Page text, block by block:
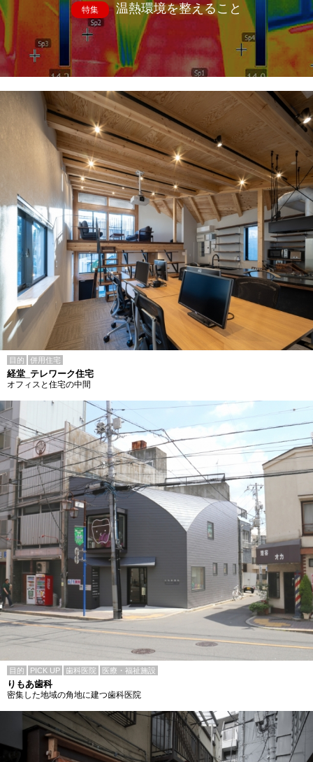
特集 温熱環境を整えること
目的 併用住宅
経堂_テレワーク住宅
オフィスと住宅の中間
目的 PICK UP 歯科医院 医療・福祉施設
りもあ歯科
密集した地域の角地に建つ歯科医院